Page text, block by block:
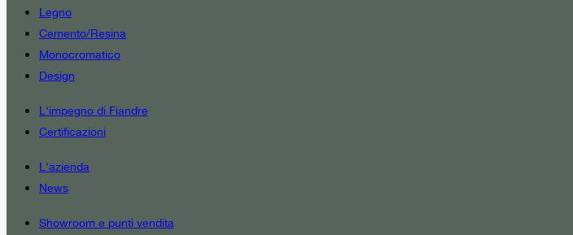
Legno
Cemento/Resina
Monocromatico
Design
L'impegno di Fiandre
Certificazioni
L'azienda
News
Showroom e punti vendita